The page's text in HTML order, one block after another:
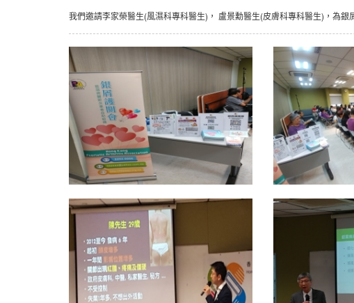
我們邀請李家榮醫生(風濕科專科醫生)， 盧景勳醫生(皮膚科專科醫生)，為